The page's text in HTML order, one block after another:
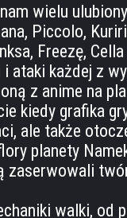
wielu
Piccolo,
Freezę,
ataki każdej z
z anime na
kiedy grafika
ale także
planety
zaserwowali
walki, od